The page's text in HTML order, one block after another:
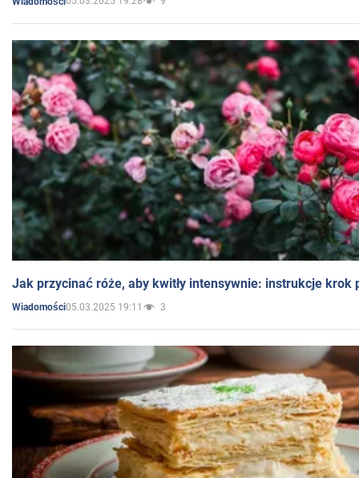
Jak przycinać róże, aby kwitły intensywnie: instrukcje krok
Wiadomości05.03.2025 19:11 3